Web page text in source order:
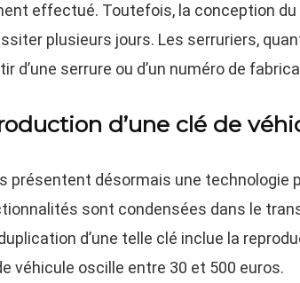
effectué. Toutefois, la conception du
plusieurs jours. Les serruriers,
d’une serrure ou d’un numéro de
d’une clé de
présentent désormais une technologie
sont condensées dans le
d’une telle clé inclue la
véhicule oscille entre 30 et 500 euros.